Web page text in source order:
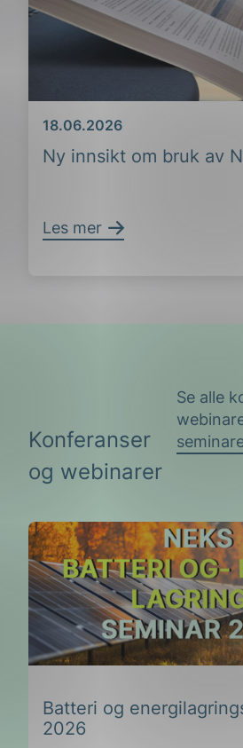
Ny innsikt om bruk av
Dato
18.06.2026
Les mer
Konferanser
og webinarer
Se alle
Batteri og
2026